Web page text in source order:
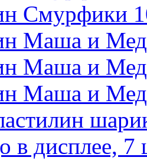
Смурфики
Маша и
Маша и
Маша и
в дисплее, 7